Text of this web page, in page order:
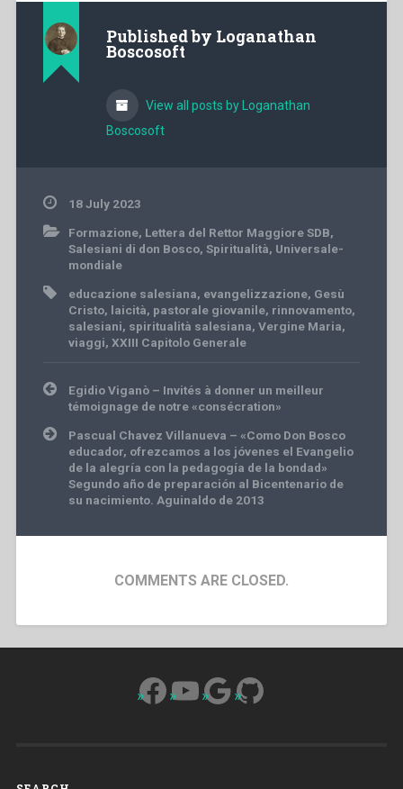
Published by Loganathan
Boscosoft
View all posts by Loganathan
Boscosoft
18 July 2023
Formazione, Lettera del Rettor Maggiore SDB,
Salesiani di don Bosco, Spiritualità, Universale-
mondiale
educazione salesiana, evangelizzazione, Gesù
Cristo, laicità, pastorale giovanile, rinnovamento,
salesiani, spiritualità salesiana, Vergine Maria,
viaggi, XXIII Capitolo Generale
Post
navigation
Egidio Viganò – Invités à donner un meilleur
témoignage de notre «consécration»
Pascual Chavez Villanueva – «Como Don Bosco
educador, ofrezcamos a los jóvenes el Evangelio
de la alegría con la pedagogía de la bondad»
Segundo año de preparación al Bicentenario de
su nacimiento. Aguinaldo de 2013
COMMENTS ARE CLOSED.
Facebook
YouTube
Google
GitHub